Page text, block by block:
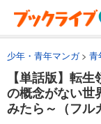
少年・青年マンガ 青
【単話版】転
の概念がない世
みたら～（フル
143円
あら
143円